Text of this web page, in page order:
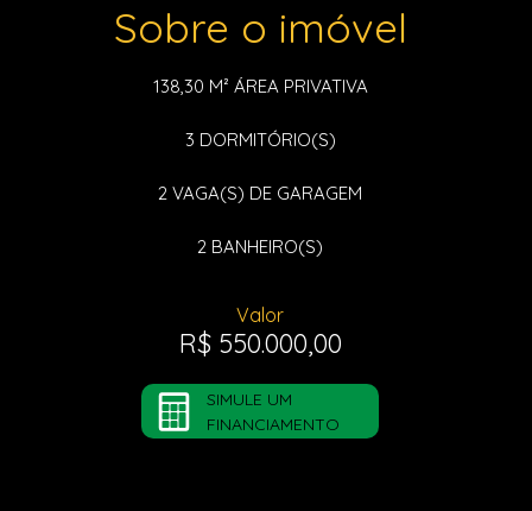
Sobre o imóvel
138,30 M² ÁREA PRIVATIVA
3 DORMITÓRIO(S)
2 VAGA(S) DE GARAGEM
2 BANHEIRO(S)
Valor
R$ 550.000,00
SIMULE UM
FINANCIAMENTO